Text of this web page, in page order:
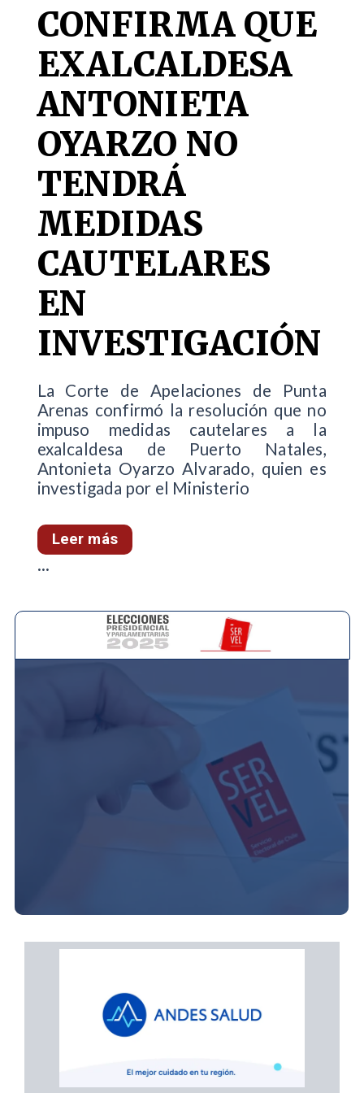
CONFIRMA QUE
EXALCALDESA
ANTONIETA
OYARZO NO
TENDRÁ
MEDIDAS
CAUTELARES
EN
INVESTIGACIÓN
La Corte de Apelaciones de Punta
Arenas confirmó la resolución que no
impuso medidas cautelares a la
exalcaldesa de Puerto Natales,
Antonieta Oyarzo Alvarado, quien es
investigada por el Ministerio
Leer más
...